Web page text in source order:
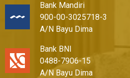
Bank Mandiri
900-00-3025718-3
A/N Bayu Dima
Bank BNI
0488-7906-15
A/N Bayu Dima